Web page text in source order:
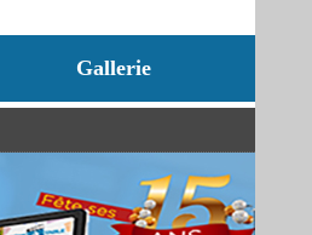
Gallerie